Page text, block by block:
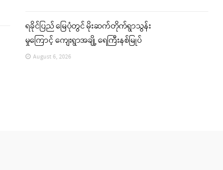
ရခိုင်ပြည် မြေပုံတွင် မိုးဆက်တိုက်ရွာသွန်း
မှုကြောင့် ကျေးရွာအချို့ ရေကြီးနစ်မြုပ်
August 6, 2026